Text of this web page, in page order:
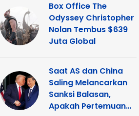
Box Office The
Odyssey Christopher
Nolan Tembus $639
Juta Global
Saat AS dan China
Saling Melancarkan
Sanksi Balasan,
Apakah Pertemuan